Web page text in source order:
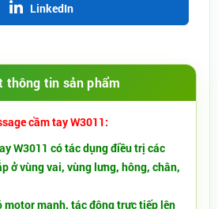
LinkedIn
thông tin sản phẩm
cầm tay W3011:
W3011 có tác dụng điều trị các
ở vùng vai, vùng lưng, hông, chân,
motor mạnh, tác động trực tiếp lên